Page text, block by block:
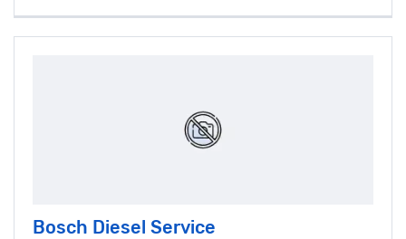
Bosch Diesel Service